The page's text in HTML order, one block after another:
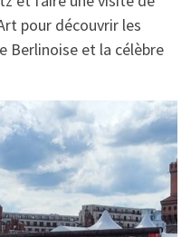
pour découvrir les
Berlinoise et la célèbre